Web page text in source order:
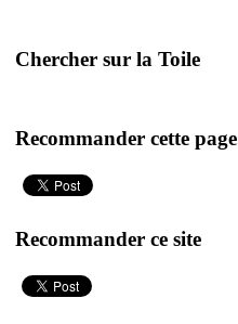
Chercher sur la Toile
Recommander cette page
Recommander ce site